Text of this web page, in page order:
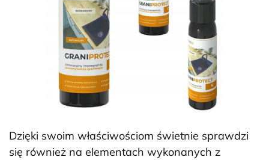
Dzięki swoim właściwościom świetnie sprawdzi
się również na elementach wykonanych z